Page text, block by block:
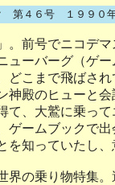
第４６号 １９９０
前号でニコデ
ューバーグ（ゲ
どこまで飛ばさ
殿のヒューと
て、大鷲に乗っ
ゲームブックで
知っていたし
の乗り物特集